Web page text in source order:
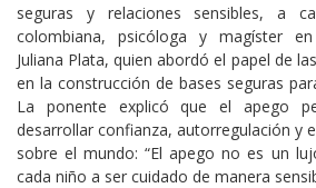
seguras y relaciones sensibles, a
colombiana, psicóloga y magíster en
Juliana Plata, quien abordó el papel de
en la construcción de bases seguras
La ponente explicó que el apego
desarrollar confianza, autorregulación y
sobre el mundo: “El apego no es un
cada niño a ser cuidado de manera